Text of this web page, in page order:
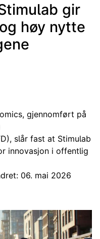
gir
høy nytte
gjennomført på
slår fast at Stimulab
innovasjon i offentlig
06. mai 2026